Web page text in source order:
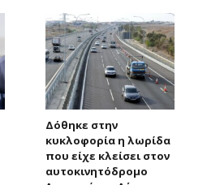
Δόθηκε στην
κυκλοφορία η λωρίδα
που είχε κλείσει στον
αυτοκινητόδρομο